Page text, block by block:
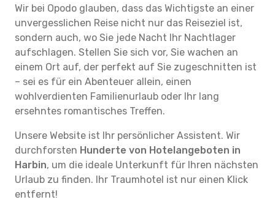
Wir bei Opodo glauben, dass das Wichtigste an einer
unvergesslichen Reise nicht nur das Reiseziel ist,
sondern auch, wo Sie jede Nacht Ihr Nachtlager
aufschlagen. Stellen Sie sich vor, Sie wachen an
einem Ort auf, der perfekt auf Sie zugeschnitten ist
– sei es für ein Abenteuer allein, einen
wohlverdienten Familienurlaub oder Ihr lang
ersehntes romantisches Treffen.
Unsere Website ist Ihr persönlicher Assistent. Wir
durchforsten Hunderte von Hotelangeboten in
Harbin, um die ideale Unterkunft für Ihren nächsten
Urlaub zu finden. Ihr Traumhotel ist nur einen Klick
entfernt!